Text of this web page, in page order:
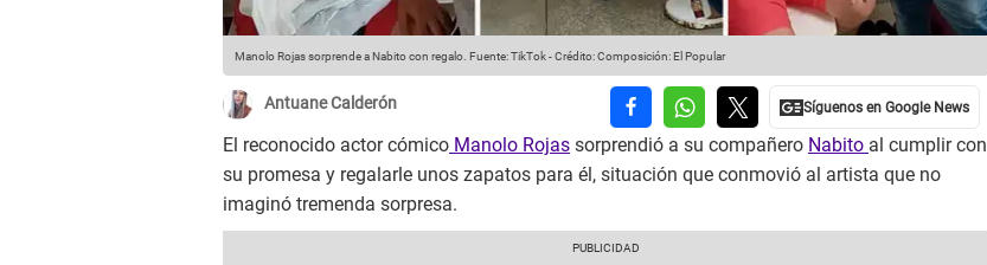
Manolo Rojas sorprende a Nabito con regalo. Fuente: TikTok-Crédito: Composición: El Popular
Antuane Calderón
El reconocido actor cómico Manolo Rojas sorprendió a su compañero Nabito al cumplir con
su promesa y regalarle unos zapatos para él, situación que conmovió al artista que no
imaginó tremenda sorpresa.